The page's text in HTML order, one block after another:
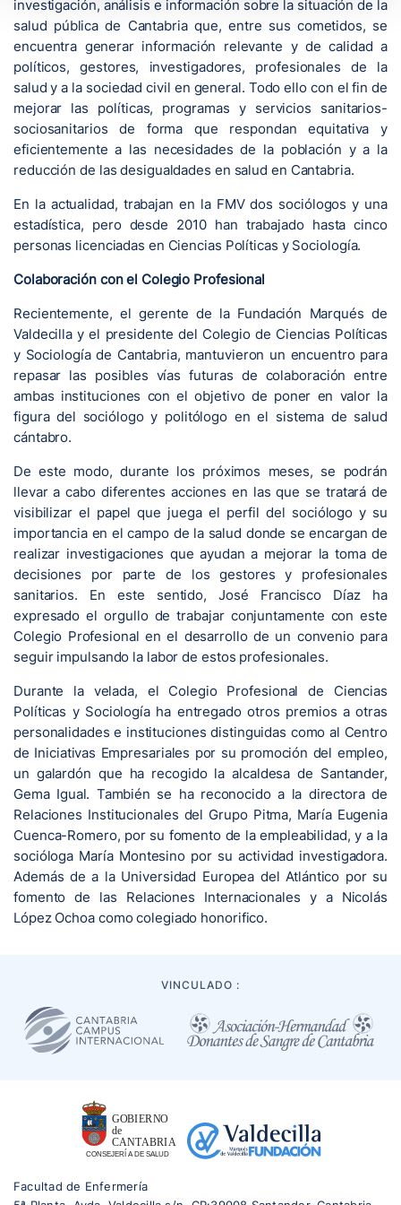
investigación, análisis e información sobre la situación de la
salud pública de Cantabria que, entre sus cometidos, se
encuentra generar información relevante y de calidad a
políticos, gestores, investigadores, profesionales de la
salud y a la sociedad civil en general. Todo ello con el fin de
mejorar las políticas, programas y servicios sanitarios-
sociosanitarios de forma que respondan equitativa y
eficientemente a las necesidades de la población y a la
reducción de las desigualdades en salud en Cantabria.
En la actualidad, trabajan en la FMV dos sociólogos y una
estadística, pero desde 2010 han trabajado hasta cinco
personas licenciadas en Ciencias Políticas y Sociología.
Colaboración con el Colegio Profesional
Recientemente, el gerente de la Fundación Marqués de
Valdecilla y el presidente del Colegio de Ciencias Políticas
y Sociología de Cantabria, mantuvieron un encuentro para
repasar las posibles vías futuras de colaboración entre
ambas instituciones con el objetivo de poner en valor la
figura del sociólogo y politólogo en el sistema de salud
cántabro.
De este modo, durante los próximos meses, se podrán
llevar a cabo diferentes acciones en las que se tratará de
visibilizar el papel que juega el perfil del sociólogo y su
importancia en el campo de la salud donde se encargan de
realizar investigaciones que ayudan a mejorar la toma de
decisiones por parte de los gestores y profesionales
sanitarios. En este sentido, José Francisco Díaz ha
expresado el orgullo de trabajar conjuntamente con este
Colegio Profesional en el desarrollo de un convenio para
seguir impulsando la labor de estos profesionales.
Durante la velada, el Colegio Profesional de Ciencias
Políticas y Sociología ha entregado otros premios a otras
personalidades e instituciones distinguidas como al Centro
de Iniciativas Empresariales por su promoción del empleo,
un galardón que ha recogido la alcaldesa de Santander,
Gema Igual. También se ha reconocido a la directora de
Relaciones Institucionales del Grupo Pitma, María Eugenia
Cuenca-Romero, por su fomento de la empleabilidad, y a la
socióloga María Montesino por su actividad investigadora.
Además de a la Universidad Europea del Atlántico por su
fomento de las Relaciones Internacionales y a Nicolás
López Ochoa como colegiado honorifico.
VINCULADO :
Facultad de Enfermería